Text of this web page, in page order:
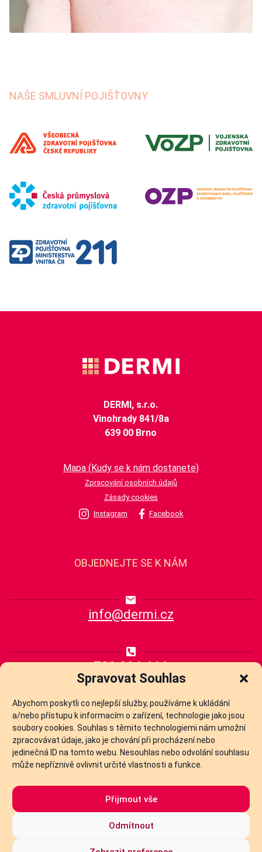
Spravovat Souhlas
Abychom poskytli co nejlepší služby, používáme k ukládání
a/nebo přístupu k informacím o zařízení, technologie jako jsou
soubory cookies. Souhlas s těmito technologiemi nám umožní
zpracovávat údaje, jako je chování při procházení nebo
jedinečná ID na tomto webu. Nesouhlas nebo odvolání souhlasu
může nepříznivě ovlivnit určité vlastnosti a funkce.
Přijmout vše
Odmítnout
NAŠE SMLUVNÍ POJIŠŤOVNY
DERMI, s.r.o.
Vinohrady 841/8a
639 00 Brno
Mapa (Kudy se k nám dostanete)
Zpracování osobních údajů
Zásady cookies
Instagram
Facebook
OBJEDNEJTE SE K NÁM
info@dermi.cz
739 096 666
ČASTO VÁS ZAJÍMÁ
Aplikace výplňových materiálů
Chemický peeling
Nabízené metody